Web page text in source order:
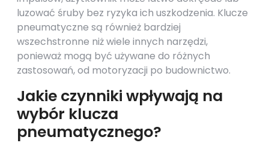
luzować śruby bez ryzyka ich uszkodzenia. Klucze
pneumatyczne są również bardziej
wszechstronne niż wiele innych narzędzi,
ponieważ mogą być używane do różnych
zastosowań, od motoryzacji po budownictwo.
Jakie czynniki wpływają na
wybór klucza
pneumatycznego?